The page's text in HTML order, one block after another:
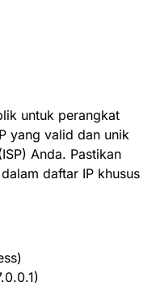
untuk perangkat
yang valid dan unik
Anda. Pastikan
daftar IP khusus